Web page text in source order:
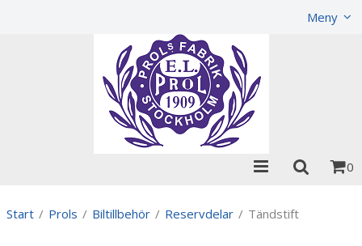
Meny
0
Start / Prols / Biltillbehör / Reservdelar / Tändstift